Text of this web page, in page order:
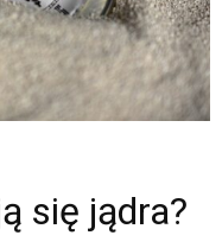
się jądra?